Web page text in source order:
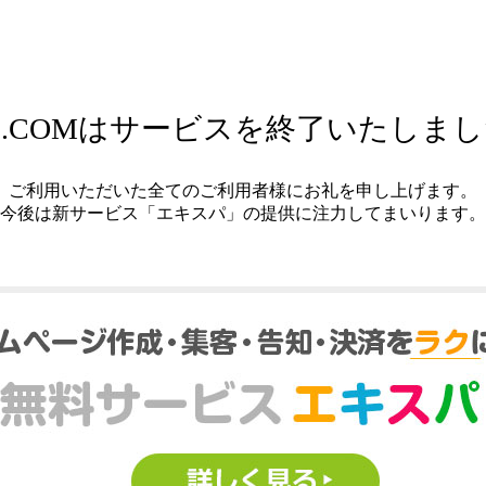
はサービスを終了いたしま
ご利用いただいた全てのご利用者様にお礼を申し上げます。
今後は新サービス「エキスパ」の提供に注力してまいります。